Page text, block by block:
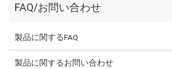
FAQ/お問い合わせ
製品に関するFAQ
製品に関するお問い合わせ